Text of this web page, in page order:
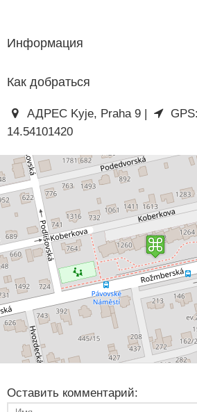
Информация
Как добраться
АДРЕС Kyje, Praha 9 |
14.54101420
Оставить комментарий: